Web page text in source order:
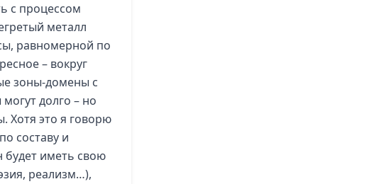
с процессом
металл
равномерной по
– вокруг
зоны-домены с
долго – но
Хотя это я говорю
составу и
будет иметь свою
реализм…),